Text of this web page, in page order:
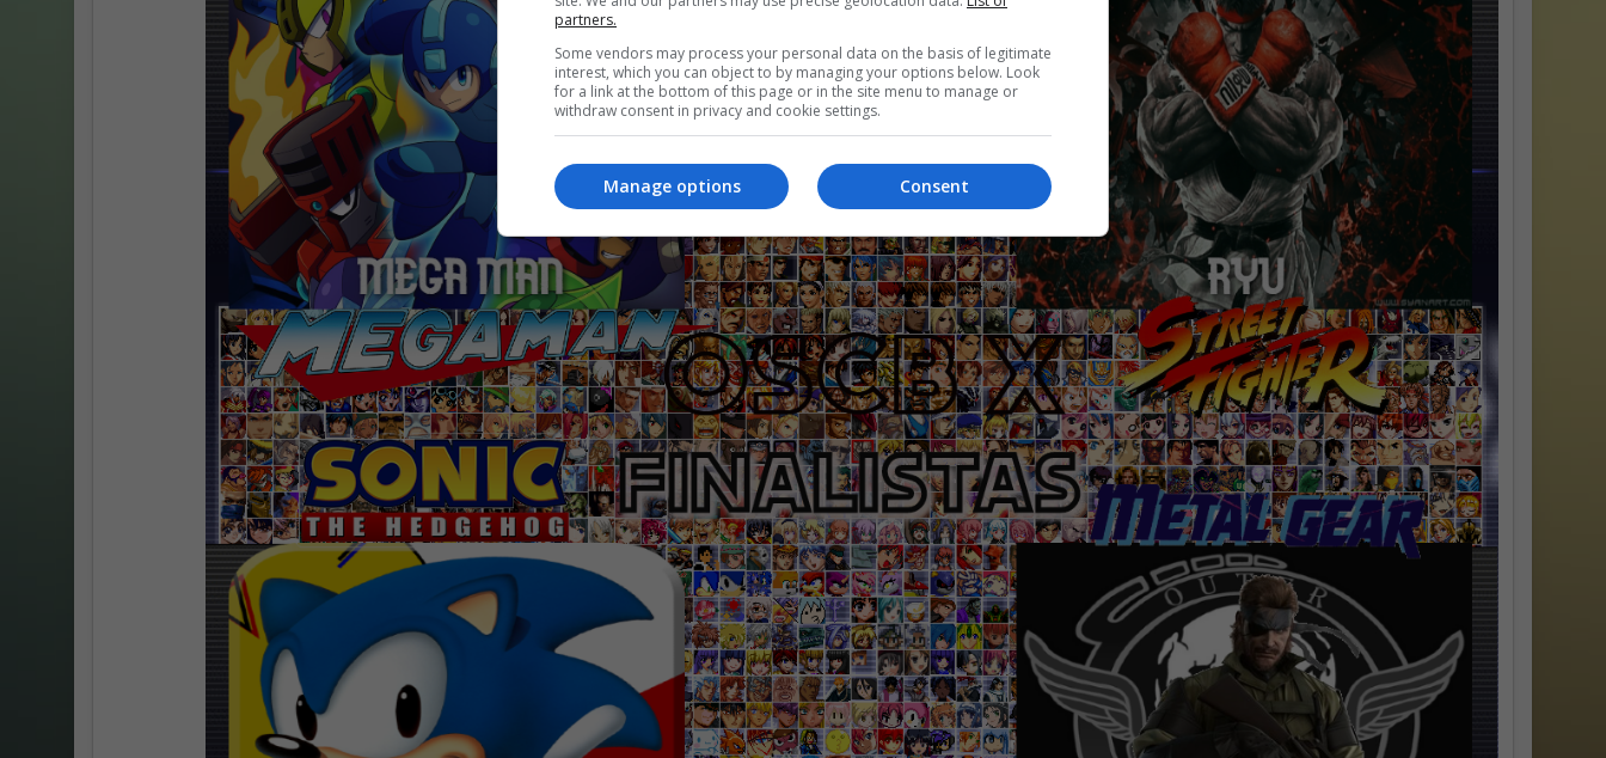
partners.
Some vendors may process your personal data on the basis of legitimate
interest, which you can object to by managing your options below. Look
for a link at the bottom of this page or in the site menu to manage or
withdraw consent in privacy and cookie settings.
Consent
Manage options